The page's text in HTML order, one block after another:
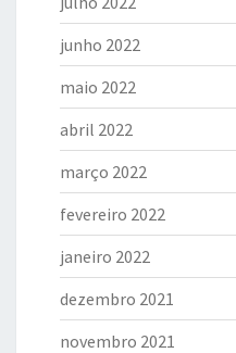
junho 2022
maio 2022
abril 2022
março 2022
fevereiro 2022
janeiro 2022
dezembro 2021
novembro 2021